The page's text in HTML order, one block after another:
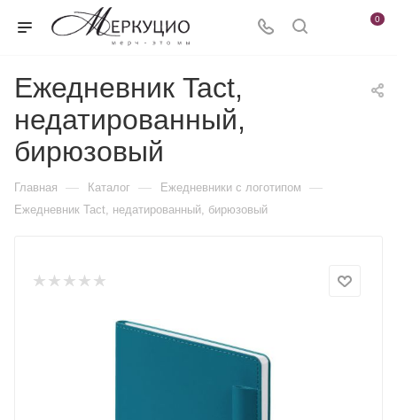
0
Ежедневник Tact,
недатированный,
бирюзовый
Главная — Каталог — Ежедневники c логотипом —
Ежедневник Tact, недатированный, бирюзовый